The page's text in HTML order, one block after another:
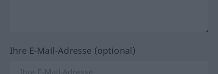
Ihre E-Mail-Adresse (optional)